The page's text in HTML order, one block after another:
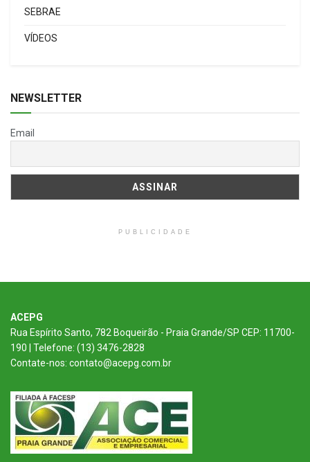
SEBRAE
VÍDEOS
NEWSLETTER
Email
PUBLICIDADE
ACEPG
Rua Espírito Santo, 782 Boqueirão - Praia Grande/SP CEP: 11700-
190 | Telefone: (13) 3476-2828
Contate-nos: contato@acepg.com.br